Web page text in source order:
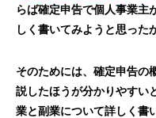
らば確定申告で個人事業主
しく書いてみようと思った
そのためには、確定申告の
説したほうが分かりやすい
業と副業について詳しく書